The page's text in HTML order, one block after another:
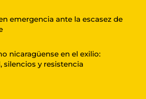
emergencia ante la escasez de
nicaragüense en el exilio:
silencios y resistencia